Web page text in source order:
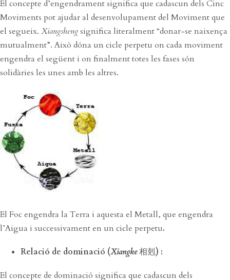
El concepte d’engendrament significa que cadascun dels Cinc
Moviments pot ajudar al desenvolupament del Moviment que
el segueix. Xiangshengsignifica literalment “donar-se naixença
mutualment”. Això dóna un cicle perpetu on cada moviment
engendra el següent i on finalment totes les fases són
solidàries les unes amb les altres.
El Foc engendra la Terra i aquesta el Metall, que engendra
l’Aigua i successivament en un cicle perpetu.
Relació de dominació (Xiangke相剋) :
El concepte de dominació significa que cadascun dels